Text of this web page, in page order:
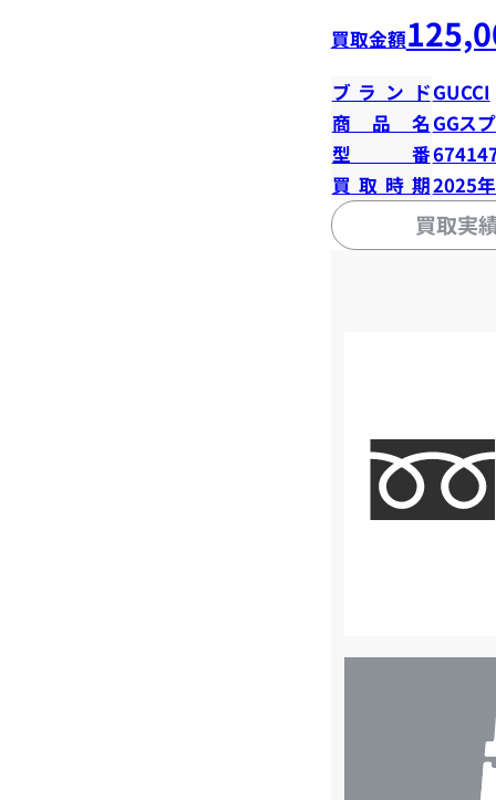
買取金額
ブランドGUCCI
商品名 GGス
型番
買取時期2025
買取実